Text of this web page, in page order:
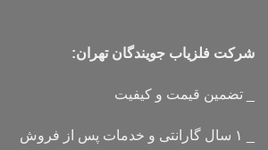
شرکت فلزیاب جویندگان تهران:
_ تضمین قیمت و کیفیت